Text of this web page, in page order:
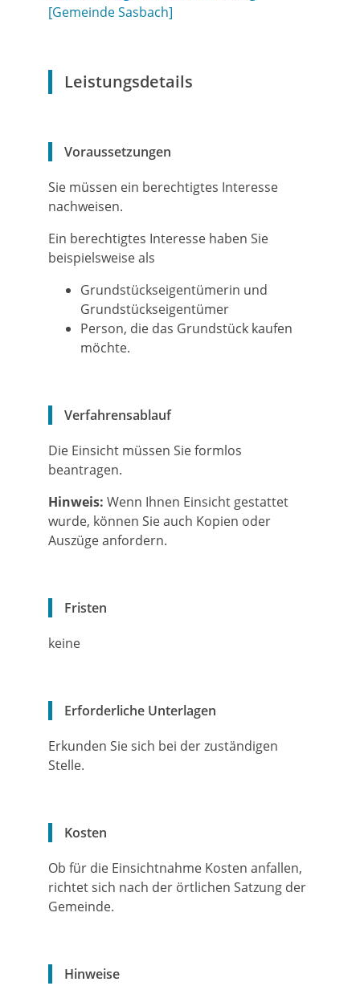
[Gemeinde Sasbach]
Leistungsdetails
Voraussetzungen
Sie müssen ein berechtigtes Interesse
nachweisen.
Ein berechtigtes Interesse haben Sie
beispielsweise als
Grundstückseigentümerin und
Grundstückseigentümer
Person, die das Grundstück kaufen
möchte.
Verfahrensablauf
Die Einsicht müssen Sie formlos
beantragen.
Hinweis: Wenn Ihnen Einsicht gestattet
wurde, können Sie auch Kopien oder
Auszüge anfordern.
Fristen
keine
Erforderliche Unterlagen
Erkunden Sie sich bei der zuständigen
Stelle.
Kosten
Ob für die Einsichtnahme Kosten anfallen,
richtet sich nach der örtlichen Satzung der
Gemeinde.
Hinweise